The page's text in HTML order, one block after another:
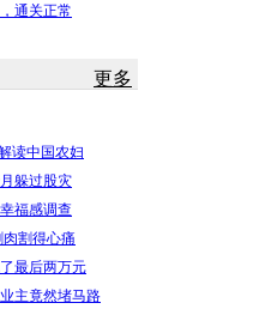
通关正常
更多
读中国农妇
躲过股灾
福感调查
割得心痛
最后两万元
主竟然堵马路